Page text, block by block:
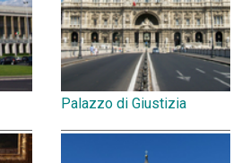
Palazzo di Giustizia